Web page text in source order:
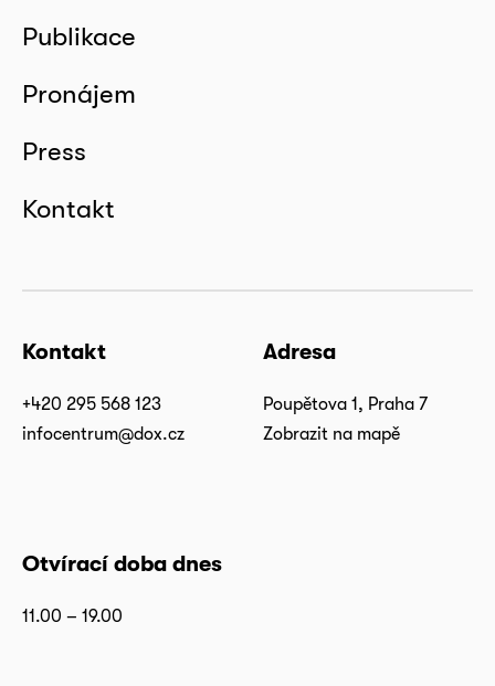
Publikace
Pronájem
Press
Kontakt
Kontakt
+420 295 568 123
infocentrum@dox.cz
Adresa
Poupětova 1, Praha 7
Zobrazit na mapě
Otvírací doba dnes
11.00 – 19.00